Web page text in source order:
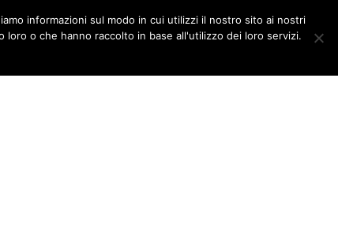
MULTIMEDIA
informazioni sul modo in cui utilizzi il nostro sito ai nostri
o che hanno raccolto in base all'utilizzo dei loro servizi.